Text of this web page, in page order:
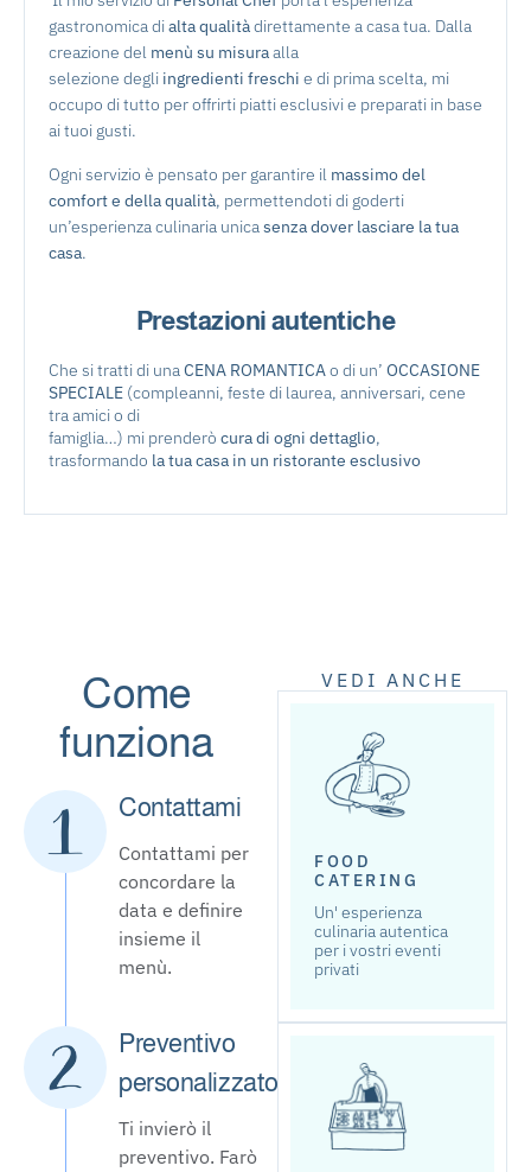
gastronomica dialta qualitàdirettamente a casa tua. Dalla
creazione del menù su misuraalla
selezione degli ingredienti freschi e di prima scelta, mi
occupo di tutto per offrirti piatti esclusivi e preparati in base
ai tuoi gusti.
Ogni servizio è pensato per garantire il massimo del
comfort e della qualità, permettendoti di goderti
un’esperienza culinaria unicasenza dover lasciare la tua
casa.
Prestazioni autentiche
Che si tratti di unaCENA ROMANTICAo di un’ OCCASIONE
SPECIALE (compleanni, feste di laurea, anniversari, cene
tra amici o di
famiglia…) mi prenderò cura di ogni dettaglio,
trasformando la tua casa in un ristorante esclusivo
Come
funziona
Contattami
Contattami per
concordare la
data e definire
insieme il
menù.
Preventivo
personalizzato
Ti invierò il
preventivo. Farò
VEDI ANCHE
FOOD
CATERING
Un' esperienza
culinaria autentica
per i vostri eventi
privati